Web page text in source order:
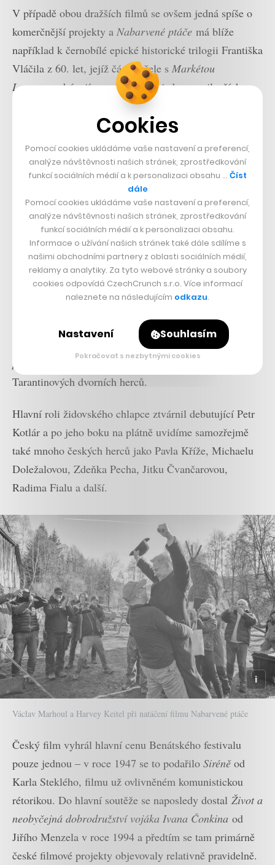
V případě obou dražších filmů se ovšem jedná spíše o
komerčnější projekty a Nabarvené ptáče má blíže
například k černobílé epické historické trilogii Františka
Vláčila z 60. let, jejíž části v čele s Markétou
Lazarovoubývají považovány za jedny z nejlepších
počinů domácí kinematografie.
Přečtěte si také
Kamil Rataj z Creditas:
Aplikace Richee byla
experiment. Dnes z ní lidé
ovládají 20 tisíc účtů ve 13
bankách
Nad oceněným scénářem kPtáčetiMarhoul prý
přemýšlel už v době, kdy točil svůj druhý film Tobruk
a investice úsilí se mu zjevně vyplatila. Kromě úspěchu
v Cannes totiž k jeho projektu přilákal také několik
Harvey Keitel a Julian Sands. Ti se v minulosti objevili
v mainstreamových filmech jako
Dannyho
parťáci
Hanebný pancharti. Keitel je ostatně jedním z
Tarantinových dvorních herců.
Hlavní roli židovského chlapce ztvárnil debutující Petr
Kotlár a po jeho boku na plátně uvidíme samozřejmě
také mnoho českých herců jako Pavla Kříže, Michaelu
Doležalovou, Zdeňka Pecha, Jitku Čvančarovou,
Radima Fialu a další.
Václav Marhoul a Harvey Keitel při natáčení filmu Nabarvené ptáče
Český film vyhrál hlavní cenu Benátského festivalu
pouze jednou – v roce 1947 se to podařilo Siréněod
Karla Steklého, filmu už ovlivněném komunistickou
rétorikou. Do hlavní soutěže se naposledy dostal Život a
neobyčejná dobrodružství vojáka Ivana Čonkina od
Jiřího Menzela v roce 1994 a předtím se tam primárně
české filmové projekty objevovaly relativně pravidelně.
Cookies
Pomocí cookies ukládáme vaše nastavení a preferencí,
analýze návštěvnosti našich stránek, zprostředkování
funkcí sociálních médií a k personalizaci obsahu … Číst
dále
Pomocí cookies ukládáme vaše nastavení a preferencí,
analýze návštěvnosti našich stránek, zprostředkování
funkcí sociálních médií a k personalizaci obsahu.
Informace o užívání našich stránek také dále sdílíme s
našimi obchodními partnery z oblasti sociálních médií,
reklamy a analytiky. Za tyto webové stránky a soubory
cookies odpovídá CzechCrunch s.r.o. Více informací
naleznete na následujícím odkazu.
Nastavení Souhlasím
Pokračovat s nezbytnými cookies